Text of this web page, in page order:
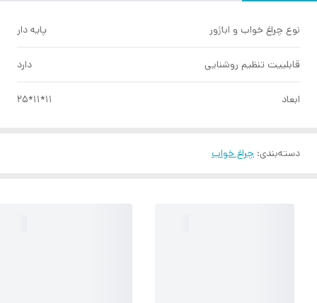
نوع چراغ خواب و اباژور پایه دار
قابلییت تنظیم روشنایی دارد
ابعاد 11*11*25
دسته‌بندی: چراغ خواب